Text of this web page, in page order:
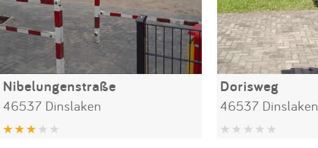
Nibelungenstraße
46537 Dinslaken
Dorisweg
46537 Dinslaken